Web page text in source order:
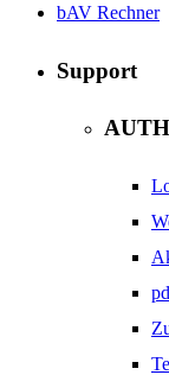
bAV Rechner
Support